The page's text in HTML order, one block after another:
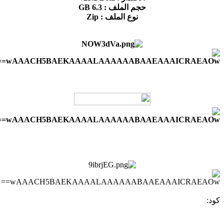
حجم الملف : 6.3 GB
نوع الملف : Zip
كود: